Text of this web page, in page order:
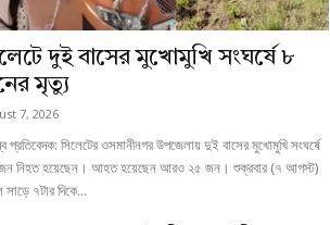
দুই বাসের মুখোমুখি সংঘর্ষে ৮
মৃত্যু
7, 2026
প্রতিবেদক: সিলেটের ওসমানীনগর উপজেলায় দুই বাসের মুখোমুখি সংঘর্ষে
নিহত হয়েছেন। আহত হয়েছেন আরও ২৫ জন। শুক্রবার (৭ আগস্ট)
৭টার দিকে...